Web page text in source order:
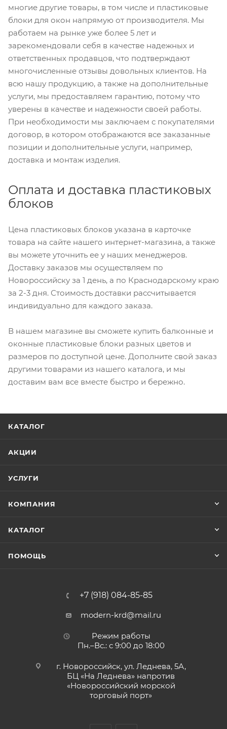
многие другие товары, в том числе и пластиковые
блоки для окон напрямую от производителя. Мы
работаем на рынке уже более 5 лет и
зарекомендовали себя в качестве надежных и
ответственных продавцов, что подтверждают
многочисленные отзывы довольных клиентов. На
всю нашу продукцию, а также на дополнительные
услуги, мы предоставляем гарантию, потому что
уверены в качестве и надежности своей работы.
При необходимости мы заключаем с покупателями
договор, в котором отображаются все заказанные
позиции и дополнительные услуги, например,
доставка и монтаж изделия.
Оплата и доставка пластиковых
блоков
Цена пластиковых блоков указана в карточке
товара на сайте нашего интернет-магазина, а также
вы можете уточнить ее у наших менеджеров.
Доставку заказов мы осуществляем по
Новороссийску за 1 день, а по Краснодарскому краю
за 2-3 дня. Стоимость доставки рассчитывается
индивидуально для каждого заказа.
В нашем магазине вы сможете купить балконные и
оконные пластиковые блоки разных цветов и
размеров по доступной цене. Дополните свой заказ
другими товарами из нашего каталога, и мы
доставим вам все вместе быстро и бережно.
КАТАЛОГ
АКЦИИ
УСЛУГИ
КОМПАНИЯ
КАТАЛОГ
ПОМОЩЬ
+7 (918) 084-85-85
modern-krd@mail.ru
Режим работы
Пн.–Вс.: с 9:00 до 18:00
г. Новороссийск, ул. Леднева, 5А,
БЦ «На Леднева» напротив
«Новороссийский морской
торговый порт»